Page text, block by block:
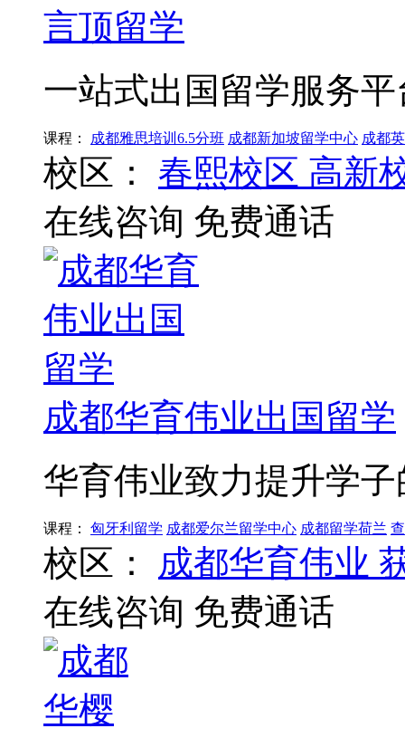
言顶留学
一站式出国留学服务平
课程： 成都雅思培训6.5分班 成都新加坡留学中心 成都
校区： 春熙校区 高新
在线咨询 免费通话
成都华育伟业出国留学
华育伟业致力提升学
课程： 匈牙利留学 成都爱尔兰留学中心 成都留学荷兰
校区： 成都华育伟业
在线咨询 免费通话